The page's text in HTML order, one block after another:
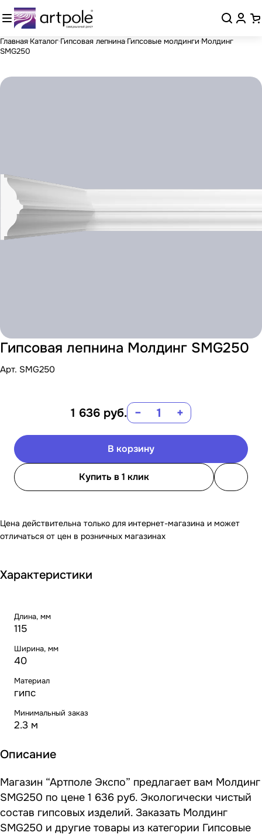
Главная Каталог Гипсовая лепнина Гипсовые молдинги Молдинг
SMG250
Гипсовая лепнина Молдинг SMG250
Арт. SMG250
1 636 руб. − +
В корзину
Купить в 1 клик
Цена действительна только для интернет-магазина и может
отличаться от цен в розничных магазинах
Характеристики
Длина, мм
115
Ширина, мм
40
Материал
гипс
Минимальный заказ
2.3 м
Описание
Магазин “Артполе Экспо” предлагает вам Молдинг
SMG250 по цене 1 636 руб. Экологически чистый
состав гипсовых изделий. Заказать Молдинг
SMG250 и другие товары из категории Гипсовые